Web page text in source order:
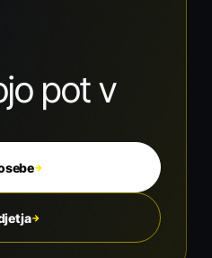
pot v
→
→